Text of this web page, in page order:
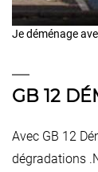
Je déménage
GB 12
Avec GB 12
dégradations